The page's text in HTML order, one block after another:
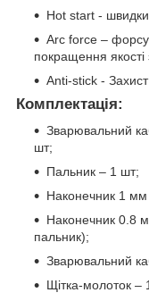
Hot start -
Arc force –
покращення
Anti-stick - Захист
Комплектація:
Зварювальний
шт;
Пальник – 1 шт;
Наконечник 1
Наконечник 0.8
пальник);
Зварювальний
Щітка-молоток –